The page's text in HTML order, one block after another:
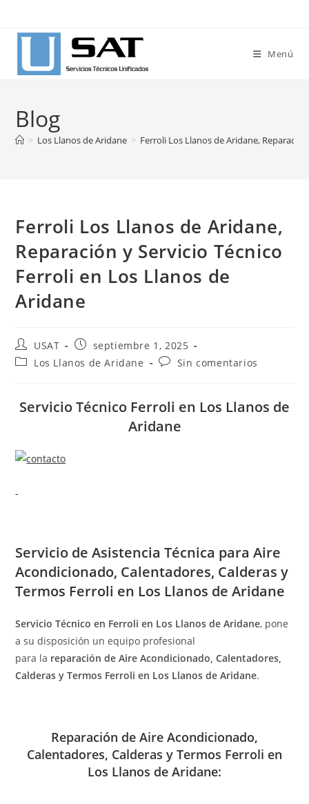
contenido
Menú
Blog
> Los Llanos de Aridane > Ferroli Los Llanos de Aridane,
Ferroli Los Llanos de Aridane,
Reparación y Servicio Técnico
Ferroli en Los Llanos de
Aridane
Autor
de
la
USAT
Publicación
la
septiembre 1, 2025
Categoría
entrada:
Los Llanos de Aridane
Comentarios
entrada:
Sin comentarios
Servicio Técnico Ferroli en Los Llanos de
Aridane
Servicio de Asistencia Técnica para Aire
Acondicionado, Calentadores, Calderas y
Termos Ferroli en Los Llanos de Aridane
Servicio Técnico en Ferroli en Los Llanos de Aridane, pone
a su disposición un equipo profesional
para la reparación de Aire Acondicionado, Calentadores,
Calderas y Termos Ferroli en Los Llanos de Aridane.
Reparación de Aire Acondicionado,
Calentadores, Calderas y Termos Ferroli en
Los Llanos de Aridane: